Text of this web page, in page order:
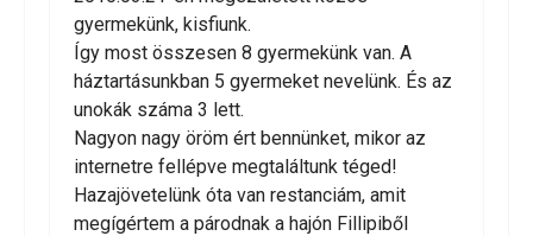
gyermekünk, kisfiunk.
Így most összesen 8 gyermekünk van. A
háztartásunkban 5 gyermeket nevelünk. És az
unokák száma 3 lett.
Nagyon nagy öröm ért bennünket, mikor az
internetre fellépve megtaláltunk téged!
Hazajövetelünk óta van restanciám, amit
megígértem a párodnak a hajón Fillipiből